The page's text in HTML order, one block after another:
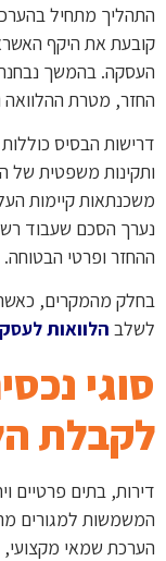
התהליך מתחיל
קובעת את היקף
העסקה. בהמשך
החזר, מטרת ההלוואה
דרישות הבסיס
ותקינות משפטית של
משכנתאות קיימות
נערך הסכם שעבוד
ההחזר ופרטי הבטוחה.
בחלק מהמקרים, כאשר
לשלב הלוואות
סוגי
לקבלת
דירות, בתים פרטיים
המשמשות למגורים
הערכת שמאי מקצועי,